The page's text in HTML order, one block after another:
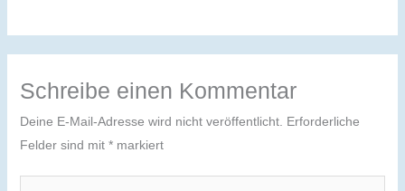
Schreibe einen Kommentar
Deine E-Mail-Adresse wird nicht veröffentlicht. Erforderliche
Felder sind mit *markiert